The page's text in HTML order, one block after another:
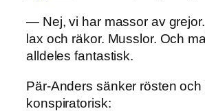
— Nej, vi har massor av
lax och räkor. Musslor. Och
alldeles fantastisk.
Pär-Anders sänker rösten och
konspiratorisk: